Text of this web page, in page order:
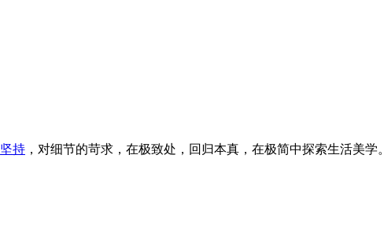
坚持 ，对细节的苛求，在极致处，回归本真，在极简中探索生活美学